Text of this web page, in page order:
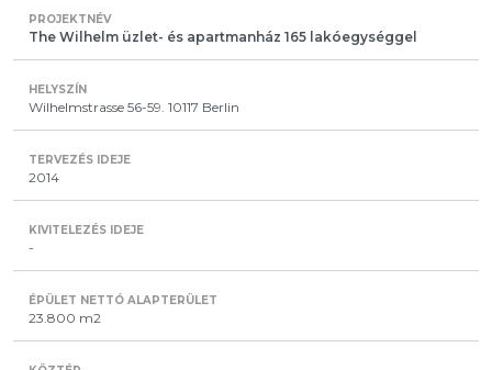
The Wilhelm üzlet- és apartmanház 165 lakóegységgel
Wilhelmstrasse 56-59. 10117 Berlin
2014
-
23.800 m2